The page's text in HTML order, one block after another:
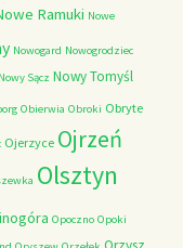
Ramuki Nowe
Nowogard Nowogrodziec
Nowy Sącz Nowy Tomyśl
Obierwia Obroki Obryte
Ojerzyce Ojrzeń
Olsztyn
Opoczno Opoki